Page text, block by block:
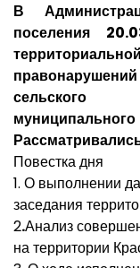
В
поселения
сельского
Повестка дня
1. О выполнении
заседания
2.Анализ
на территории